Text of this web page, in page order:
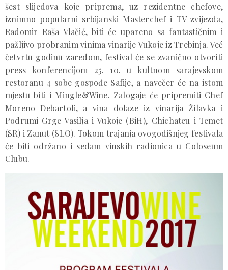
šest slijedova koje priprema, uz rezidentne chefove,
iznimno popularni srbijanski Masterchef i TV zvijezda,
Radomir Raša Vlačić, biti će upareno sa fantastičnim i
pažljivo probranim vinima vinarije Vukoje iz Trebinja. Već
četvrtu godinu zaredom, festival će se zvanično otvoriti
press konferencijom 25. 10. u kultnom sarajevskom
restoranu 4 sobe gospođe Safije, a navečer će na istom
mjestu biti i Mingle&Wine. Zalogaje će pripremiti Chef
Moreno Debartoli, a vina dolaze iz vinarija Žilavka i
Podrumi Grge Vasilja i Vukoje (BiH), Chichateu i Temet
(SR) i Zanut (SLO). Tokom trajanja ovogodišnjeg festivala
će biti održano i sedam vinskih radionica u Coloseum
Clubu.